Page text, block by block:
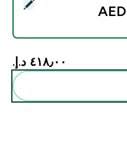
٤١٨٫٠٠ د.إ.‏‎